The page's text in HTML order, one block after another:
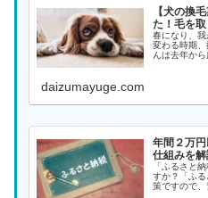
【犬の換
た！毛を
春になり、
変わる時期
んは去年か
daizumayuge.com
年間２万
仕組みを
「ふるさと
すか？「ふ
策ですので、